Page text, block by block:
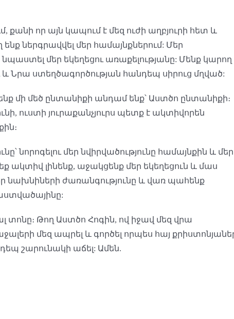
քանի որ այն կապում է մեզ ուժի աղբյուրի հետ և
ենք ներգրավվել մեր համայնքներում: Մեր
մեր եկեղեցու առաքելությանը: Մենք կարող
Նրա ստեղծագործության հանդեպ սիրուց մղված:
մի մեծ ընտանիքի անդամ ենք՝ Աստծո ընտանիքի։
ուստի յուրաքանչյուրս պետք է ակտիվորեն
նորոգելու մեր նվիրվածությունը համայնքին և մեր
ակտիվ լինենք, աջակցենք մեր եկեղեցուն և մաս
նախնիների ժառանգությունը և վառ պահենք
տոնը։ Թող Աստծո Հոգին, ով իջավ մեզ վրա
մեզ ապրել և գործել որպես հայ
շարունակի աճել: Ամեն.